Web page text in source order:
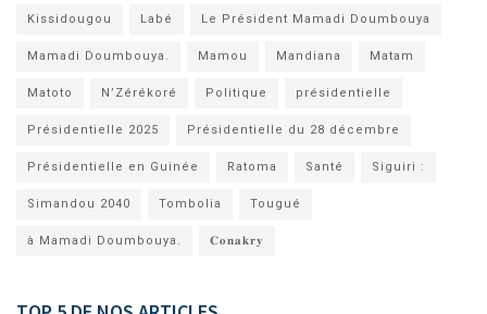
Kissidougou Labé Le Président Mamadi Doumbouya
Mamadi Doumbouya. Mamou Mandiana Matam
Matoto N’Zérékoré Politique présidentielle
Présidentielle 2025 Présidentielle du 28 décembre
Présidentielle en Guinée Ratoma Santé Siguiri :
Simandou 2040 Tombolia Tougué
à Mamadi Doumbouya. 𝐂𝐨𝐧𝐚𝐤𝐫𝐲